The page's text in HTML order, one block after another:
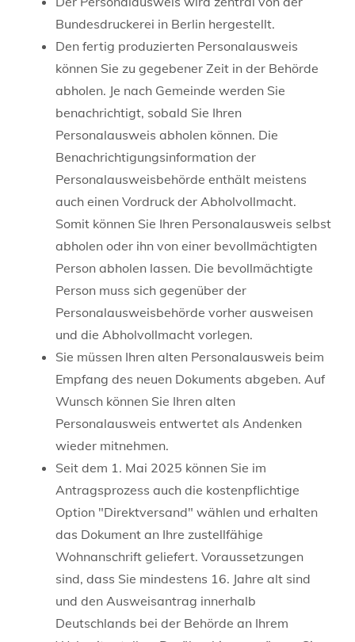
Bundesdruckerei in Berlin hergestellt.
Den fertig produzierten Personalausweis
können Sie zu gegebener Zeit in der Behörde
abholen. Je nach Gemeinde werden Sie
benachrichtigt, sobald Sie Ihren
Personalausweis abholen können. Die
Benachrichtigungsinformation der
Personalausweisbehörde enthält meistens
auch einen Vordruck der Abholvollmacht.
Somit können Sie Ihren Personalausweis selbst
abholen oder ihn von einer bevollmächtigten
Person abholen lassen. Die bevollmächtigte
Person muss sich gegenüber der
Personalausweisbehörde vorher ausweisen
und die Abholvollmacht vorlegen.
Sie müssen Ihren alten Personalausweis beim
Empfang des neuen Dokuments abgeben. Auf
Wunsch können Sie Ihren alten
Personalausweis entwertet als Andenken
wieder mitnehmen.
Seit dem 1. Mai 2025 können Sie im
Antragsprozess auch die kostenpflichtige
Option "Direktversand" wählen und erhalten
das Dokument an Ihre zustellfähige
Wohnanschrift geliefert. Voraussetzungen
sind, dass Sie mindestens 16. Jahre alt sind
und den Ausweisantrag innerhalb
Deutschlands bei der Behörde an Ihrem